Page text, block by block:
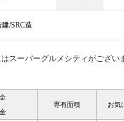
建/SRC造
スーパーグルメシティがござい
専有面積 お気